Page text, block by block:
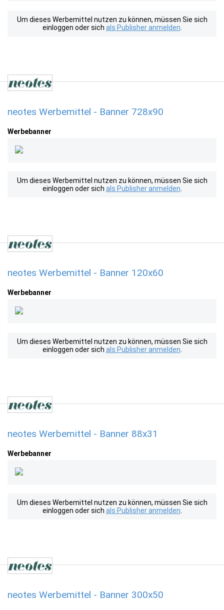
Um dieses Werbemittel nutzen zu können, müssen Sie sich
einloggen oder sich als Publisher anmelden
neotes Werbemittel - Banner 728x90
Werbebanner
Um dieses Werbemittel nutzen zu können, müssen Sie sich
einloggen oder sich als Publisher anmelden
neotes Werbemittel - Banner 120x60
Werbebanner
Um dieses Werbemittel nutzen zu können, müssen Sie sich
einloggen oder sich als Publisher anmelden
neotes Werbemittel - Banner 88x31
Werbebanner
Um dieses Werbemittel nutzen zu können, müssen Sie sich
einloggen oder sich als Publisher anmelden
neotes Werbemittel - Banner 300x50